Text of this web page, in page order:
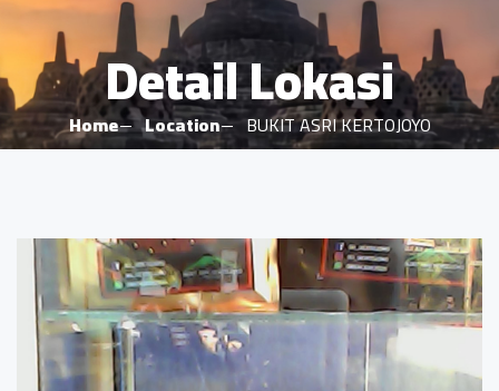
Detail Lokasi
Home Location BUKIT ASRI KERTOJOYO